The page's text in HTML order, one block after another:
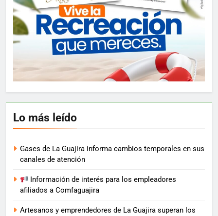
Lo más leído
Gases de La Guajira informa cambios temporales en sus
canales de atención
Información de interés para los empleadores
afiliados a Comfaguajira
Artesanos y emprendedores de La Guajira superan los